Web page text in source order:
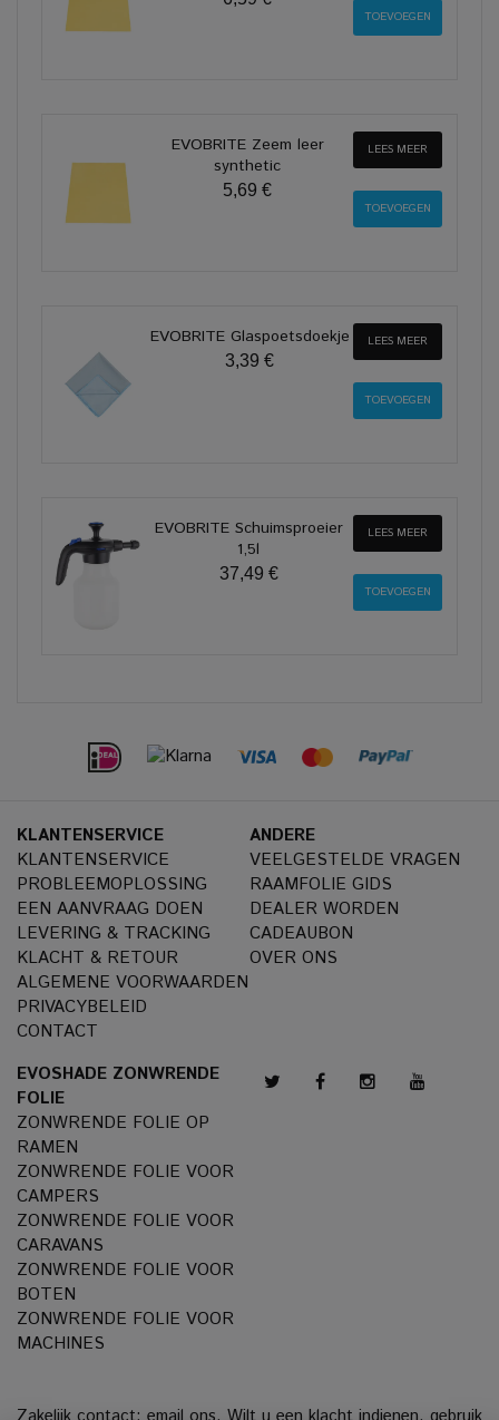
EVOBRITE Zeem leer
synthetic
5,69 €
LEES MEER
EVOBRITE Glaspoetsdoekje
3,39 €
LEES MEER
EVOBRITE Schuimsproeier
1,5l
37,49 €
LEES MEER
KLANTENSERVICE
KLANTENSERVICE
PROBLEEMOPLOSSING
EEN AANVRAAG DOEN
LEVERING & TRACKING
KLACHT & RETOUR
ALGEMENE VOORWAARDEN
PRIVACYBELEID
CONTACT
ANDERE
VEELGESTELDE VRAGEN
RAAMFOLIE GIDS
DEALER WORDEN
CADEAUBON
OVER ONS
EVOSHADE ZONWRENDE
FOLIE
ZONWRENDE FOLIE OP
RAMEN
ZONWRENDE FOLIE VOOR
CAMPERS
ZONWRENDE FOLIE VOOR
CARAVANS
ZONWRENDE FOLIE VOOR
BOTEN
ZONWRENDE FOLIE VOOR
MACHINES